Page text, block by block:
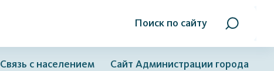
Поиск по сайту
Связь с населением Сайт Администрации города